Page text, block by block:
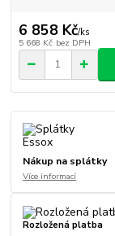
6 858 Kč/ks
5 668 Kč bez DPH
Nákup na splátky
Více informací
Rozložená platba